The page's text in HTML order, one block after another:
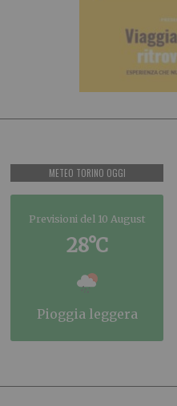
METEO TORINO OGGI
Previsioni del 10 August
28°C
pioggia leggera